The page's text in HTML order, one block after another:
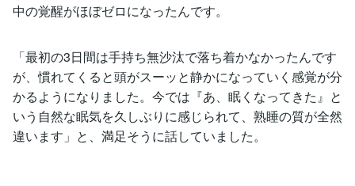
中の覚醒がほぼゼロになったんです。
「最初の3日間は手持ち無沙汰で落ち着かなかったんです
が、慣れてくると頭がスーッと静かになっていく感覚が分
かるようになりました。今では『あ、眠くなってきた』と
いう自然な眠気を久しぶりに感じられて、熟睡の質が全然
違います」と、満足そうに話していました。